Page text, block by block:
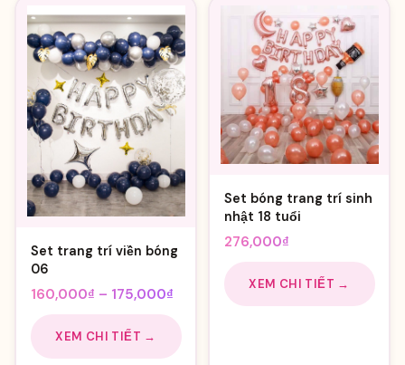
Set trang trí viền bóng
06
160,000₫ – 175,000₫Khoảng
giá:
160,000₫
XEM CHI TIẾT →
Set bóng trang trí sinh
nhật 18 tuổi
276,000₫
XEM CHI TIẾT →